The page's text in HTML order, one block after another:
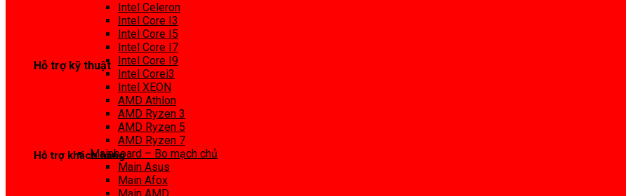
Hỗ trợ kỹ thuật
Hỗ trợ khách hàng
Intel Celeron
Intel Core I3
Intel Core I5
Intel Core I7
Intel Core I9
Intel Corei3
Intel XEON
AMD Athlon
AMD Ryzen 3
AMD Ryzen 5
AMD Ryzen 7
Mainboard – Bo mạch chủ
Main Asus
Main Afox